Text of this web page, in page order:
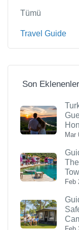
Tümü
Travel Guide
Son Eklenenler
Mar
Feb